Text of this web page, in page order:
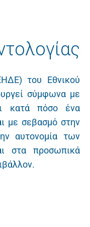
του Εθνικού
σύμφωνα με
κατά πόσο ένα
με σεβασμό στην
αυτονομία των
στα προσωπικά